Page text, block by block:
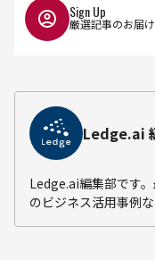
Sign Up
厳選記事のお届
Ledge.ai
Ledge.ai編集部です
のビジネス活用事例